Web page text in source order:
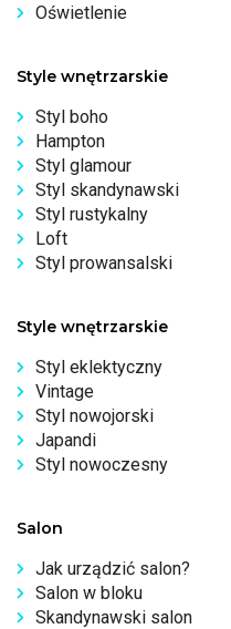
Oświetlenie
Style wnętrzarskie
Styl boho
Hampton
Styl glamour
Styl skandynawski
Styl rustykalny
Loft
Styl prowansalski
Style wnętrzarskie
Styl eklektyczny
Vintage
Styl nowojorski
Japandi
Styl nowoczesny
Salon
Jak urządzić salon?
Salon w bloku
Skandynawski salon